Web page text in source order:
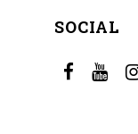
SOCIAL